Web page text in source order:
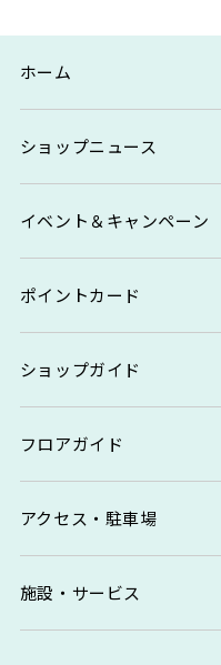
ホーム
ショップニュース
イベント＆キャンペーン
ポイントカード
ショップガイド
フロアガイド
アクセス・駐車場
施設・サービス